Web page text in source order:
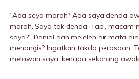
“Ada saya marah? Ada saya denda
marah. Saya tak denda. Tapi, macam
saya?” Danial dah meleleh air mata
menangis? Ingatkan takda perasaan.
meIawan saya, kenapa sekarang